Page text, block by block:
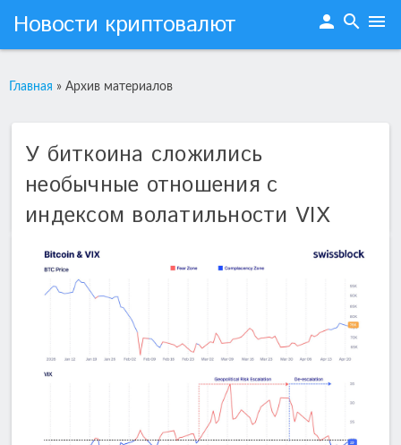
Новости криптовалют person search menu
Главная » Архив материалов
У биткоина сложились
необычные отношения с
индексом волатильности VIX